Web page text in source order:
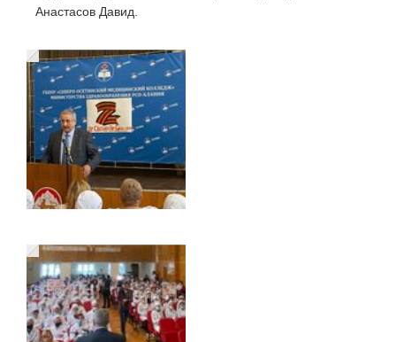
Анастасов Давид.